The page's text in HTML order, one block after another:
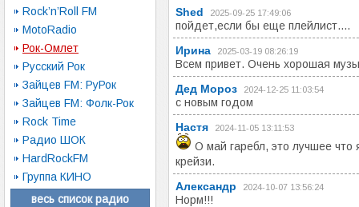
Rock’n’Roll FM
MotoRadio
Рок-Омлет
Русский Рок
Зайцев FM: РуРок
Зайцев FM: Фолк-Рок
Rock Time
Радио ШОК
HardRockFM
Группа КИНО
весь список радио
Shed
2025-09-25 17:49:06
пойдет,если бы еще плейлист....
Ирина
2025-03-19 08:26:19
Всем привет. Очень хорошая
Дед Мороз
2024-12-25 11:03:54
с новым годом
Настя
2024-11-05 13:11:53
О май гаребл, это лучшее что
крейзи.
Александр
2024-10-07 13:56:24
Норм!!!